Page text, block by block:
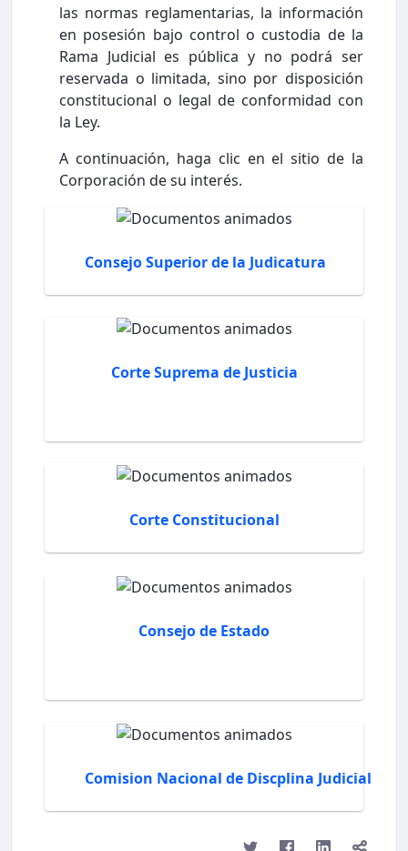
las normas reglamentarias, la información
en posesión bajo control o custodia de la
Rama Judicial es pública y no podrá ser
reservada o limitada, sino por disposición
constitucional o legal de conformidad con
la Ley.
A continuación, haga clic en el sitio de la
Corporación de su interés.
Consejo Superior de la Judicatura
Corte Suprema de Justicia
Corte Constitucional
Consejo de Estado
Comision Nacional de Discplina Judicial